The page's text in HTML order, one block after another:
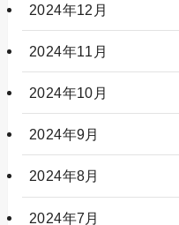
2024年12月
2024年11月
2024年10月
2024年9月
2024年8月
2024年7月